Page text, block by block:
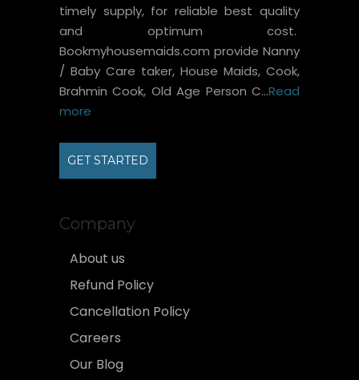
timely supply, for reliable best quality
and optimum cost.
Bookmyhousemaids.com provide Nanny
/ Baby Care taker, House Maids, Cook,
Brahmin Cook, Old Age Person C...Read
more
GET STARTED
Company
About us
Refund Policy
Cancellation Policy
Careers
Our Blog